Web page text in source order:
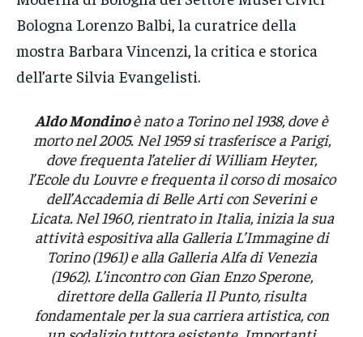
Bologna Lorenzo Balbi, la curatrice della
mostra Barbara Vincenzi, la critica e storica
dell’arte Silvia Evangelisti.
Aldo Mondinoè nato a Torino nel 1938, dove è
morto nel 2005. Nel 1959 si trasferisce a Parigi,
dove frequenta l’atelier di William Heyter,
l’Ecole du Louvre e frequenta il corso di mosaico
dell’Accademia di Belle Arti con Severini e
Licata. Nel 1960, rientrato in Italia, inizia la sua
attività espositiva alla Galleria L’Immagine di
Torino (1961) e alla Galleria Alfa di Venezia
(1962). L’incontro con Gian Enzo Sperone,
direttore della Galleria Il Punto, risulta
fondamentale per la sua carriera artistica, con